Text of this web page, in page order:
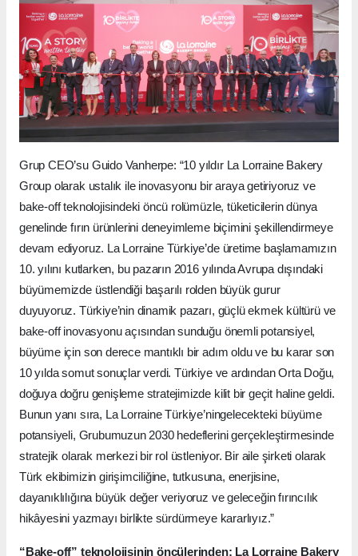
Grup CEO’su Guido Vanherpe: “10 yıldır La Lorraine Bakery
Group olarak ustalık ile inovasyonu bir araya getiriyoruz ve
bake-off teknolojisindeki öncü rolümüzle, tüketicilerin dünya
genelinde fırın ürünlerini deneyimleme biçimini şekillendirmeye
devam ediyoruz. La Lorraine Türkiye’de üretime başlamamızın
10. yılını kutlarken, bu pazarın 2016 yılında Avrupa dışındaki
büyümemizde üstlendiği başarılı rolden büyük gurur
duyuyoruz. Türkiye’nin dinamik pazarı, güçlü ekmek kültürü ve
bake-off inovasyonu açısından sunduğu önemli potansiyel,
büyüme için son derece mantıklı bir adım oldu ve bu karar son
10 yılda somut sonuçlar verdi. Türkiye ve ardından Orta Doğu,
doğuya doğru genişleme stratejimizde kilit bir geçit haline geldi.
Bunun yanı sıra, La Lorraine Türkiye’ningelecekteki büyüme
potansiyeli, Grubumuzun 2030 hedeflerini gerçekleştirmesinde
stratejik olarak merkezi bir rol üstleniyor. Bir aile şirketi olarak
Türk ekibimizin girişimciliğine, tutkusuna, enerjisine,
dayanıklılığına büyük değer veriyoruz ve geleceğin fırıncılık
hikâyesini yazmayı birlikte sürdürmeye kararlıyız.”
“Bake-off” teknolojisinin öncülerinden; La Lorraine Bakery